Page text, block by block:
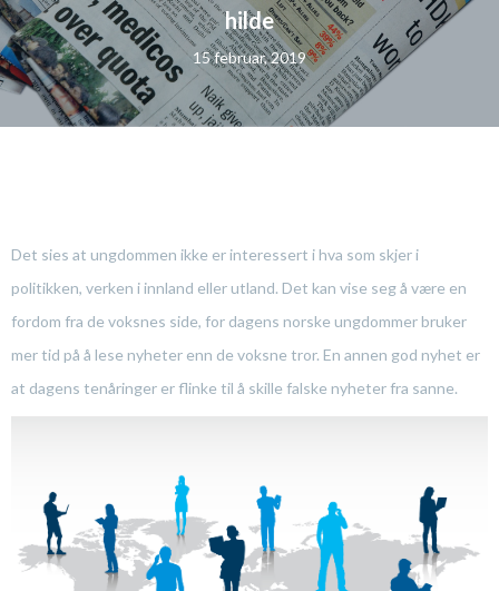
hilde
15 februar, 2019
Det sies at ungdommen ikke er interessert i hva som skjer i
politikken, verken i innland eller utland. Det kan vise seg å være en
fordom fra de voksnes side, for dagens norske ungdommer bruker
mer tid på å lese nyheter enn de voksne tror. En annen god nyhet er
at dagens tenåringer er flinke til å skille falske nyheter fra sanne.